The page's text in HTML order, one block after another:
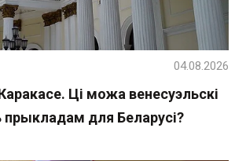
Ці можа венесуэльскі
прыкладам для Беларусі?
04.08.2026